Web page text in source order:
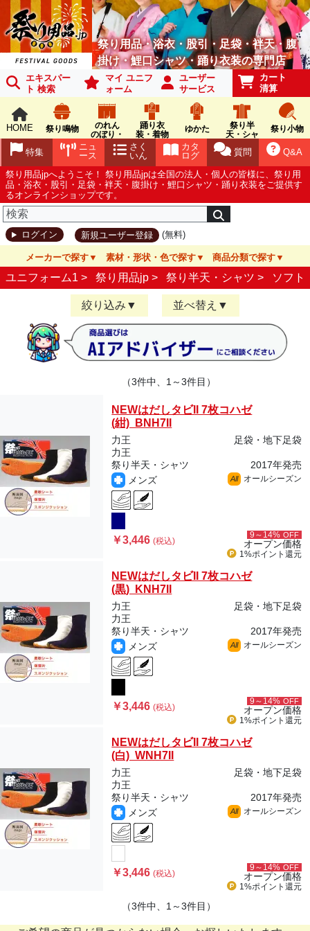
祭り用品・浴衣・股引・足袋・袢天・腹
掛け・鯉口シャツ・踊り衣装の専門店
エキスパー
ト 検索
マイ ユニフ
ォーム
ユーザー
サービス
カート
清算
HOME 祭り鳴物
のれん
のぼり・
踊り衣
装・着物
ゆかた
祭り半
天・シャ
祭り小物
Q&A
質問
カタ
ログ
さく
いん
ニュ
ース
特集
祭り用品jpへようこそ！ 祭り用品jpは全国の法人・個人の皆様に、祭り用
品・浴衣・股引・足袋・袢天・腹掛け・鯉口シャツ・踊り衣装をご提供す
るオンラインショップです。
ログイン 新規ユーザー登録 (無料)
メーカーで探す 素材・形状・色で探す 商品分類で探す
ユニフォーム1 > 祭り用品jp > 祭り半天・シャツ > ソフト
絞り込み 並べ替え
（3件中、1～3件目）
NEWはだしタビII 7枚コハゼ
(紺) BNH7II
力王
足袋・地下足袋
力王
祭り半天・シャツ
2017年発売
メンズ
All オールシーズン
￥3,446(税込)
9～14% OFF
オープン価格
1%ポイント 還元
NEWはだしタビII 7枚コハゼ
(黒) KNH7II
力王
足袋・地下足袋
力王
祭り半天・シャツ
2017年発売
メンズ
All オールシーズン
￥3,446(税込)
9～14% OFF
オープン価格
1%ポイント 還元
NEWはだしタビII 7枚コハゼ
(白) WNH7II
力王
足袋・地下足袋
力王
祭り半天・シャツ
2017年発売
メンズ
All オールシーズン
￥3,446(税込)
9～14% OFF
オープン価格
1%ポイント 還元
（3件中、1～3件目）